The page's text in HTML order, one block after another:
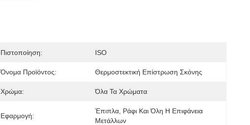
Πιστοποίηση: ISO
Όνομα Προϊόντος: Θερμοστεκτική Επίστρωση Σκόνης
Χρώμα: Όλα Τα Χρώματα
Εφαρμογή:
Έπιπλα, Ράφι Και Όλη Η Επιφάνεια
Μετάλλων